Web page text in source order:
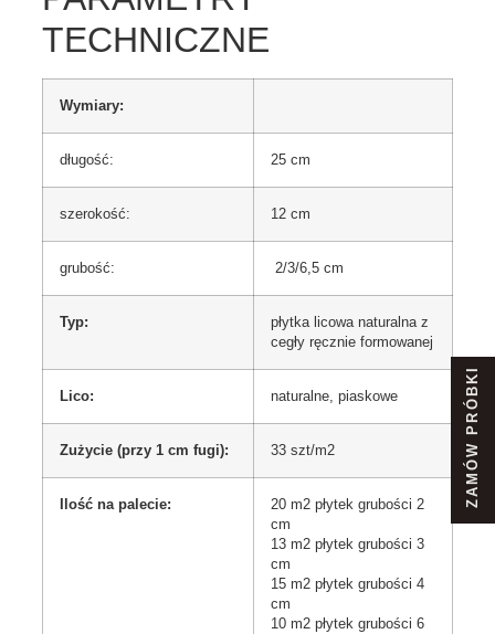
ZAMÓW PRÓBKI
TECHNICZNE
Wymiary:
długość: 25 cm
szerokość: 12 cm
grubość: 2/3/6,5 cm
Typ:
płytka licowa naturalna z
cegły ręcznie formowanej
Lico: naturalne, piaskowe
Zużycie (przy 1 cm fugi): 33 szt/m2
Ilość na palecie:
20 m2 płytek grubości 2
cm
13 m2 płytek grubości 3
cm
15 m2 płytek grubości 4
cm
10 m2 płytek grubości 6